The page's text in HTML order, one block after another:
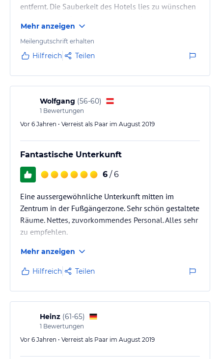
entfernt. Die Sauberkeit des Hotels lies zu wünschen
Mehr anzeigen
Meilengutschrift erhalten
Hilfreich Teilen
Wolfgang (56-60)
1 Bewertungen
Vor 6 Jahren • Verreist als Paar im August 2019
Fantastische Unterkunft
6 / 6
Eine aussergewöhnliche Unterkunft mitten im
Zentrum in der Fußgängerzone. Sehr schön gestaltete
Räume. Nettes, zuvorkommendes Personal. Alles sehr
zu empfehlen.
Mehr anzeigen
Hilfreich Teilen
Heinz (61-65)
1 Bewertungen
Vor 6 Jahren • Verreist als Paar im August 2019